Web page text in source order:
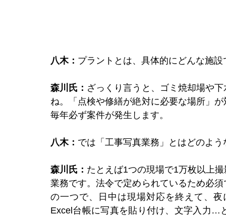
八木： プラントとは、具体的にどんな施設
森川氏： ざっくり言うと、ゴミ焼却場や
ね。「点検や修繕が絶対に必要な場所」
毎年必ず案件が発生します。
八木： では「工事写真業務」とはどのよ
森川氏： たとえば1つの現場で1万枚以上
業務です。法令で定められているため必
の一つで、日中は現場対応を終えて、
Excel台帳に写真を貼り付け、文字入力…